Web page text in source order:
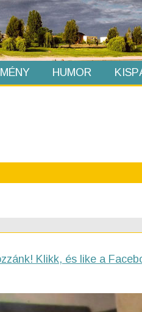
HUMOR
Klikk, és like a